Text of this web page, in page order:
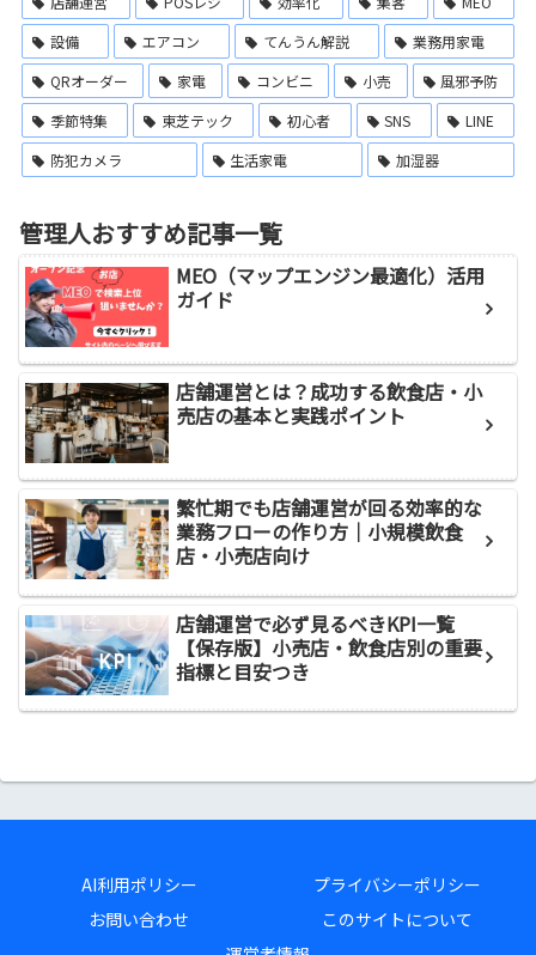
設備
エアコン てんうん解説
業務用家電
QRオーダー
家電 コンビニ 小売
風邪予防
季節特集
東芝テック 初心者 SNS
LINE
防犯カメラ
生活家電 加湿器
管理人おすすめ記事一覧
MEO（マップエンジン最適化）活用
ガイド
店舗運営とは？成功する飲食店・小
売店の基本と実践ポイント
繁忙期でも店舗運営が回る効率的な
業務フローの作り方｜小規模飲食
店・小売店向け
店舗運営で必ず見るべきKPI一覧
【保存版】小売店・飲食店別の重要
指標と目安つき
AI利用ポリシー
プライバシーポリシー
お問い合わせ
このサイトについて